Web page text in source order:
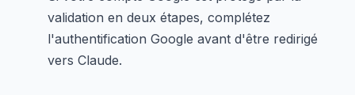
validation en deux étapes, complétez
l'authentification Google avant d'être redirigé
vers Claude.